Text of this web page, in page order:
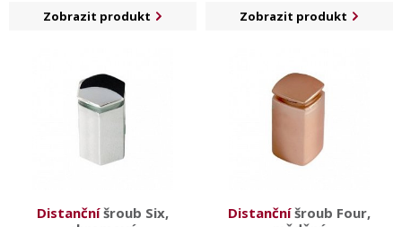
Zobrazit produkt
Zobrazit produkt
Distančníšroub Six,
Distančníšroub Four,